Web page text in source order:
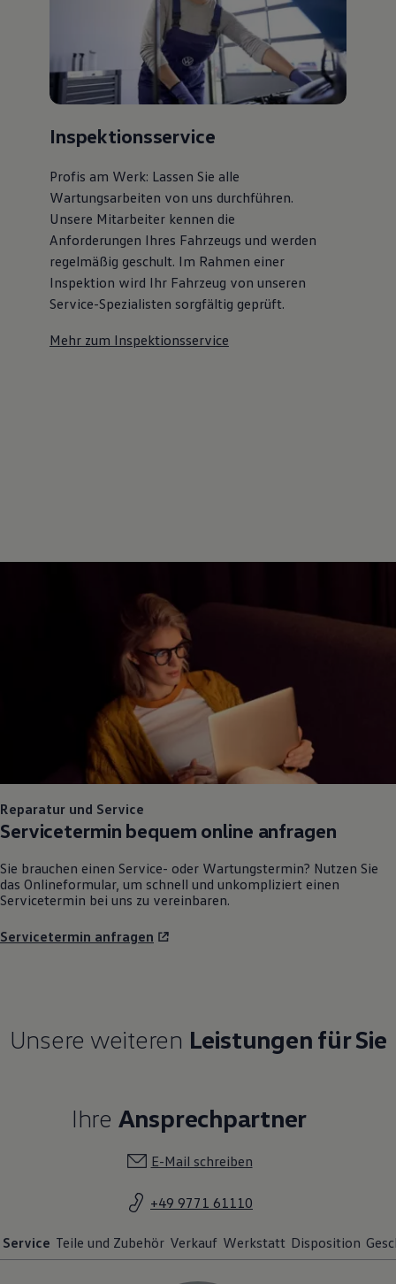
Inspektionsservice
Profis am Werk: Lassen Sie alle
Wartungsarbeiten von uns durchführen.
Unsere Mitarbeiter kennen die
Anforderungen Ihres Fahrzeugs und werden
regelmäßig geschult. Im Rahmen einer
Inspektion wird Ihr Fahrzeug von unseren
Service-Spezialisten sorgfältig geprüft.
Mehr zum Inspektionsservice
Reparatur und Service
Servicetermin bequem online anfragen
Sie brauchen einen Service- oder Wartungstermin? Nutzen Sie
das Onlineformular, um schnell und unkompliziert einen
Servicetermin bei uns zu vereinbaren.
Servicetermin anfragen
Unsere weiteren Leistungen für Sie
Ihre Ansprechpartner
E-Mail schreiben
+49 9771 61110
Service Teile und Zubehör Verkauf Werkstatt Disposition